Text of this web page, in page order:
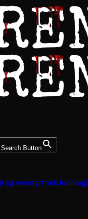
Search Button
og eventyrtræk (uddrag)